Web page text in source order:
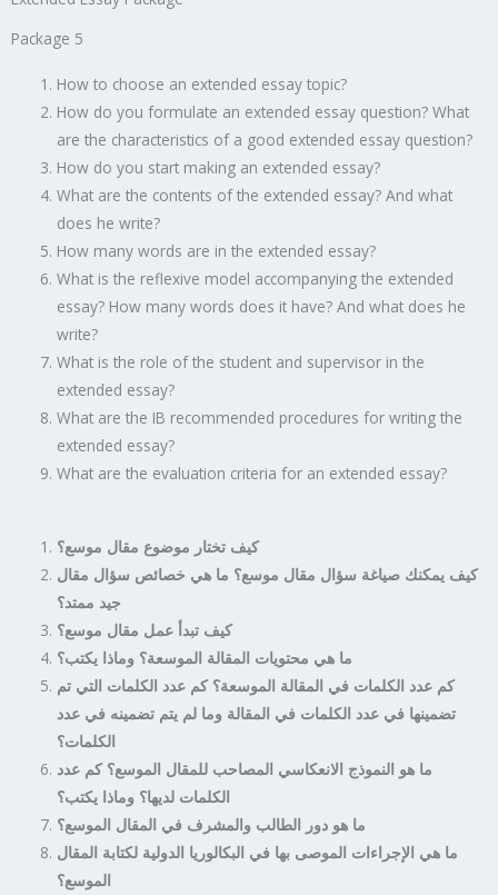
Package 5
How to choose an extended essay topic?
How do you formulate an extended essay question? What
are the characteristics of a good extended essay question?
How do you start making an extended essay?
What are the contents of the extended essay? And what
does he write?
How many words are in the extended essay?
What is the reflexive model accompanying the extended
essay? How many words does it have? And what does he
write?
What is the role of the student and supervisor in the
extended essay?
What are the IB recommended procedures for writing the
extended essay?
What are the evaluation criteria for an extended essay?
كيف تختار موضوع مقال موسع؟
كيف يمكنك صياغة سؤال مقال موسع؟ ما هي خصائص سؤال مقال
جيد ممتد؟
كيف تبدأ عمل مقال موسع؟
ما هي محتويات المقالة الموسعة؟ وماذا يكتب؟
كم عدد الكلمات في المقالة الموسعة؟ كم عدد الكلمات التي تم
تضمينها في عدد الكلمات في المقالة وما لم يتم تضمينه في عدد
الكلمات؟
ما هو النموذج الانعكاسي المصاحب للمقال الموسع؟ كم عدد
الكلمات لديها؟ وماذا يكتب؟
ما هو دور الطالب والمشرف في المقال الموسع؟
ما هي الإجراءات الموصى بها في البكالوريا الدولية لكتابة المقال
الموسع؟